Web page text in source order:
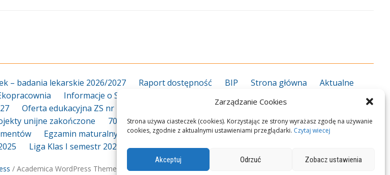
Zarządzanie Cookies
Strona używa ciasteczek (cookies). Korzystając ze strony wyrażasz zgodę na używanie
cookies, zgodnie z aktualnymi ustawieniami przeglądarki. Czytaj wiecej
Akceptuj Odrzuć Zobacz ustawienia
– badania lekarskie 2026/2027 Raport dostępność BIP Strona główna
Aktualne
Informacje o Szkole
Kalendarz roku szkolnego
Oferta edukacyjna ZS nr 18 2026/2027 Kierunki kształcenia 2026/2027
unijne zakończone 70-lecie Dyrekcja Nauczyciele Pedagog/psycholog
Plan
Egzamin maturalny Egzamin zawodowy Przedmioty zawodowe
Podręczniki
Liga Klas I semestr 2025_2026 Lokalizacja i dojazd
/ Academica WordPress Theme byWPZOOM